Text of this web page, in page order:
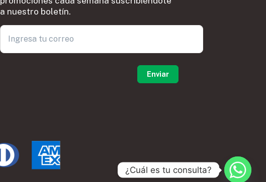
a nuestro boletín.
¿Cuál es tu consulta?